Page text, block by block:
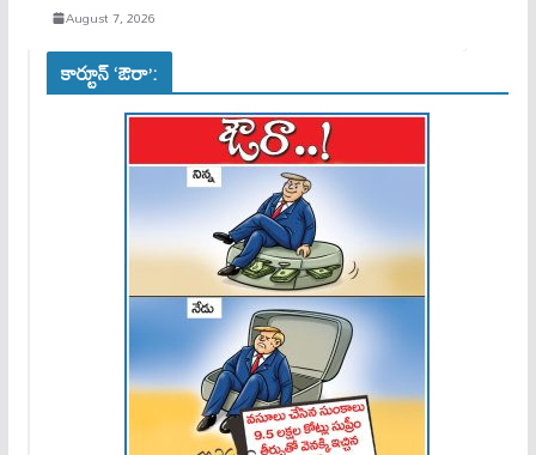
August 7, 2026
కార్టూన్ ‘ఔరా’: